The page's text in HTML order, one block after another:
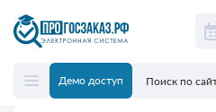
Демо доступ